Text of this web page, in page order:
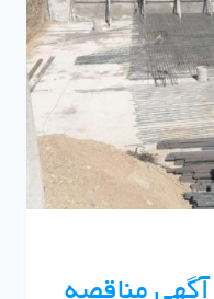
آگهی مناقصه